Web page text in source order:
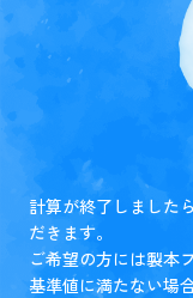
計算が終了しました
だきます。
ご希望の方には製本
基準値に満たない場